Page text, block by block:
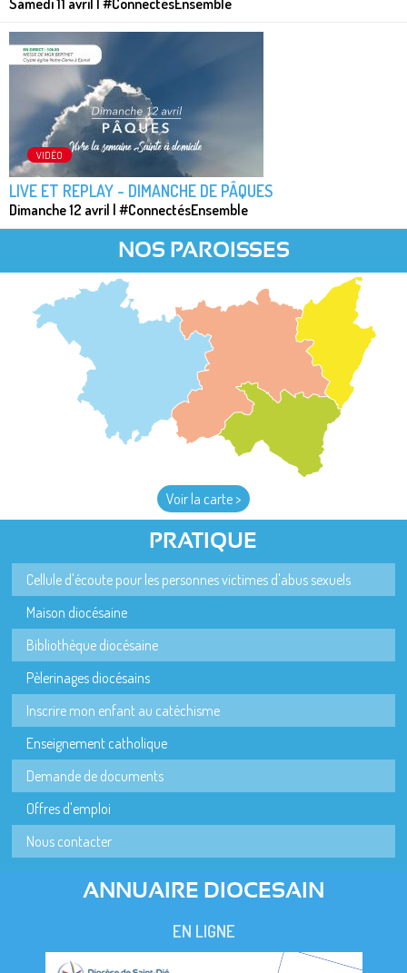
VIDÉO
LIVE ET REPLAY - DIMANCHE DE PÂQUES
Dimanche 12 avril | #ConnectésEnsemble
NOS PAROISSES
Voir la carte >
PRATIQUE
Cellule d'écoute pour les personnes victimes d'abus sexuels
Maison diocésaine
Bibliothèque diocésaine
Pèlerinages diocésains
Inscrire mon enfant au catéchisme
Enseignement catholique
Demande de documents
Offres d'emploi
Nous contacter
ANNUAIRE DIOCESAIN
EN LIGNE